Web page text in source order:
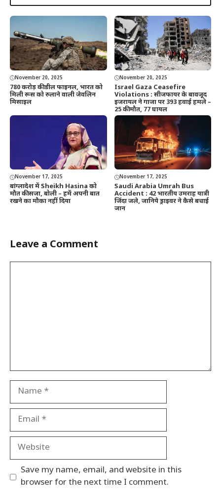
November 20, 2025
780 करोड़ की डील फाइनल, भारत को
मिली रूस को रुलाने वाली जेवलिन
मिसाइल
November 20, 2025
Israel Gaza Ceasefire
Violations : सीजफायर के बावजूद
इजरायल ने गाजा पर 393 हवाई हमले –
25 की मौत, 77 घायल
November 17, 2025
बांग्लादेश में Sheikh Hasina को
मौत की सजा, बोली – हमें अपनी बात
रखने का मौका नहीं दिया
November 17, 2025
Saudi Arabia Umrah Bus
Accident : 42 भारतीय उमराह यात्री
जिंदा जले, जानिये ड्राइवर ने कैसे बचाई
जान
Leave a Comment
Name
Email
Website
Save my name, email, and website in this
browser for the next time I comment.